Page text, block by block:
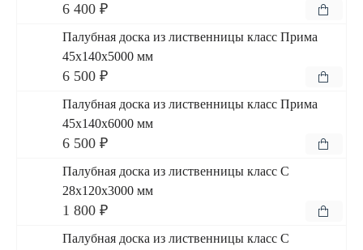
6 400 ₽
Палубная доска из лиственницы класс Прима
45x140x5000 мм
6 500 ₽
Палубная доска из лиственницы класс Прима
45x140x6000 мм
6 500 ₽
Палубная доска из лиственницы класс С
28x120x3000 мм
1 800 ₽
Палубная доска из лиственницы класс С